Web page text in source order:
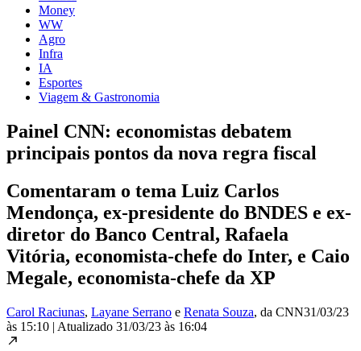
Money
WW
Agro
Infra
IA
Esportes
Viagem & Gastronomia
Painel CNN: economistas debatem
principais pontos da nova regra fiscal
Comentaram o tema Luiz Carlos
Mendonça, ex-presidente do BNDES e ex-
diretor do Banco Central, Rafaela
Vitória, economista-chefe do Inter, e Caio
Megale, economista-chefe da XP
Carol Raciunas, Layane Serrano e Renata Souza, da CNN31/03/23
às 15:10 | Atualizado 31/03/23 às 16:04